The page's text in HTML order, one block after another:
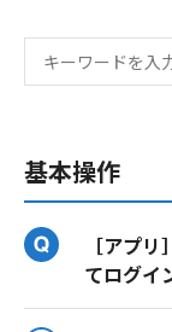
基本操作
［アプ
てログイ